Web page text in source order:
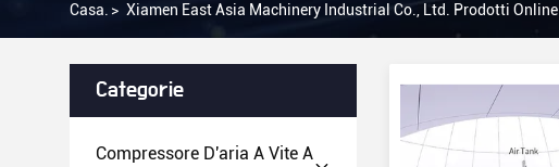
Casa. > Xiamen East Asia Machinery Industrial Co., Ltd. Prodotti Online
Categorie
Compressore D'aria A Vite A